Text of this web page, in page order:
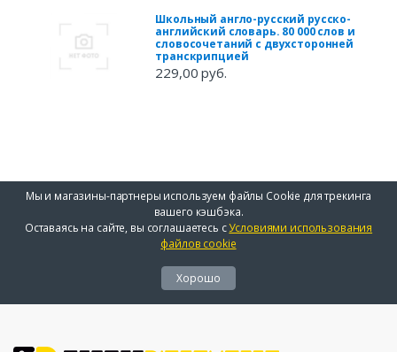
Школьный англо-русский русско-
английский словарь. 80 000 слов и
словосочетаний с двухсторонней
транскрипцией
229,00 руб.
Мы и магазины-партнеры используем файлы Cookie для трекинга
вашего кэшбэка.
Оставаясь на сайте, вы соглашаетесь сУсловиями использования
файлов cookie
Хорошо